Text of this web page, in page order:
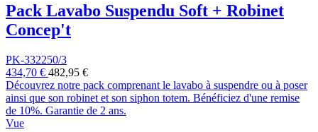
Pack Lavabo Suspendu Soft + Robinet
Concep't
PK-332250/3
434,70 € 482,95 €
Découvrez notre pack comprenant le lavabo à suspendre ou à poser
ainsi que son robinet et son siphon totem. Bénéficiez d'une remise
de 10%. Garantie de 2 ans.
Vue